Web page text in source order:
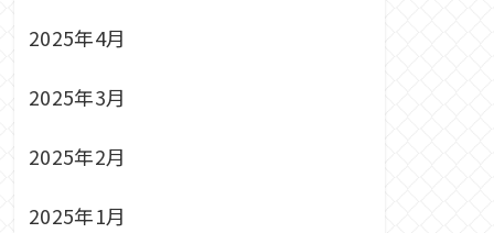
2025年4月
2025年3月
2025年2月
2025年1月